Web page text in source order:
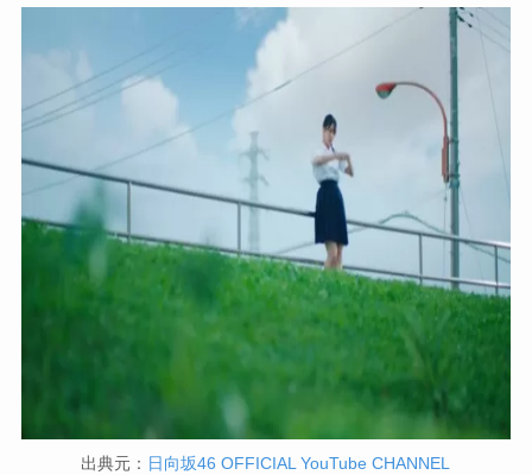
出典元： 日向坂46 OFFICIAL YouTube CHANNEL